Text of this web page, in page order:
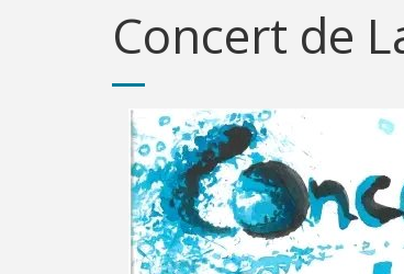
Concert de